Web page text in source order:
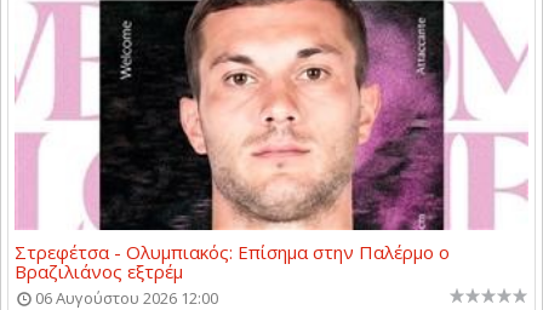
Στρεφέτσα - Ολυμπιακός: Επίσημα στην Παλέρμο ο
Βραζιλιάνος εξτρέμ
06 Αυγούστου 2026 12:00